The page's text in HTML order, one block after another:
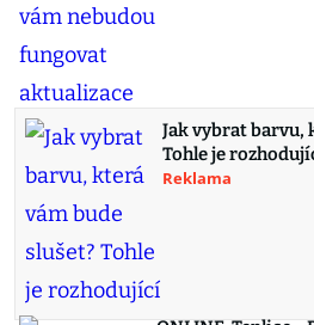
Jak vybrat barvu,
Tohle je
Reklama